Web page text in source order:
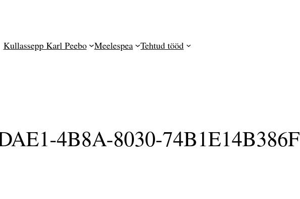
Kullassepp Karl Peebo Meelespea Tehtud tööd
4B8A-8030-74B1E14B386F